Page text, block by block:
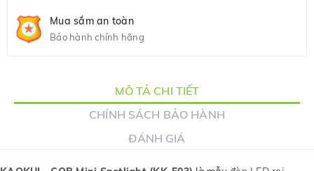
Mua sắm an toàn
Bảo hành chính hãng
MÔ TẢ CHI TIẾT
CHÍNH SÁCH BẢO HÀNH
ĐÁNH GIÁ